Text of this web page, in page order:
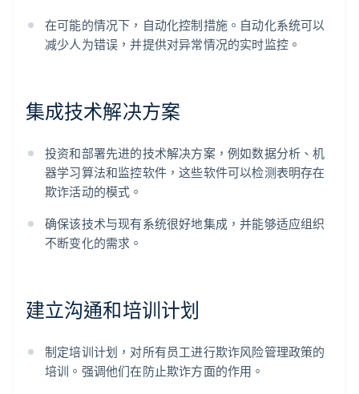
在可能的情况下，自动化控制措施。自动化系统可以
减少人为错误，并提供对异常情况的实时监控。
集成技术解决方案
投资和部署先进的技术解决方案，例如数据分析、机
器学习算法和监控软件，这些软件可以检测表明存在
欺诈活动的模式。
确保该技术与现有系统很好地集成，并能够适应组织
不断变化的需求。
建立沟通和培训计划
制定培训计划，对所有员工进行欺诈风险管理政策的
培训。强调他们在防止欺诈方面的作用。